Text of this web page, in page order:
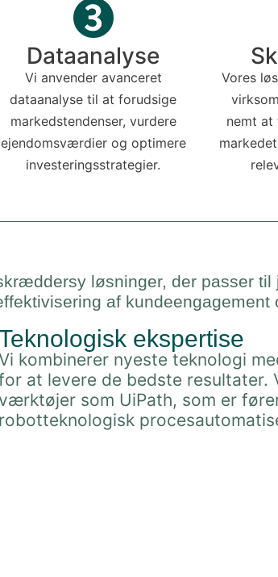
Dataanalyse
Vi anvender avanceret
dataanalyse til at forudsige
markedstendenser, vurdere
ejendomsværdier og optimere
investeringsstrategier.
Vores
nemt at
løsninger, der passer til
af kundeengagement
ekspertise
kombinerer nyeste teknologi
at levere de bedste resultater.
værktøjer som UiPath, som er
robotteknologisk